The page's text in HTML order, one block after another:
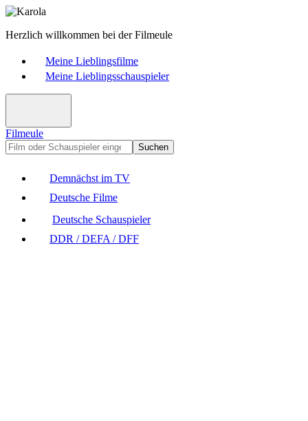
Herzlich willkommen bei der Filmeule
Meine Lieblingsfilme
Meine Lieblingsschauspieler
Filmeule
Suchen
Demnächst im TV
Deutsche Filme
Deutsche Schauspieler
DDR / DEFA / DFF